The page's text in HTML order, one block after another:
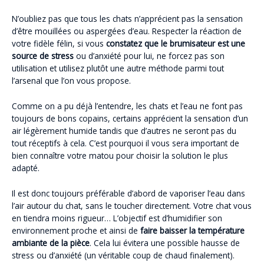
N’oubliez pas que tous les chats n’apprécient pas la sensation
d’être mouillées ou aspergées d’eau. Respecter la réaction de
votre fidèle félin, si vous constatez que le brumisateur est une
source de stress ou d’anxiété pour lui, ne forcez pas son
utilisation et utilisez plutôt une autre méthode parmi tout
l’arsenal que l’on vous propose.
Comme on a pu déjà l’entendre, les chats et l’eau ne font pas
toujours de bons copains, certains apprécient la sensation d’un
air légèrement humide tandis que d’autres ne seront pas du
tout réceptifs à cela. C’est pourquoi il vous sera important de
bien connaître votre matou pour choisir la solution le plus
adapté.
Il est donc toujours préférable d’abord de vaporiser l’eau dans
l’air autour du chat, sans le toucher directement. Votre chat vous
en tiendra moins rigueur… L’objectif est d’humidifier son
environnement proche et ainsi de faire baisser la température
ambiante de la pièce. Cela lui évitera une possible hausse de
stress ou d’anxiété (un véritable coup de chaud finalement).